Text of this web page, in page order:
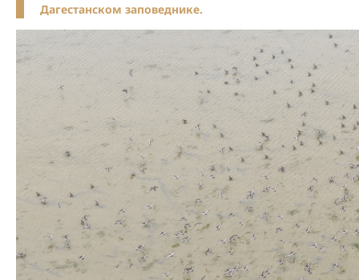
Дагестанском заповеднике.